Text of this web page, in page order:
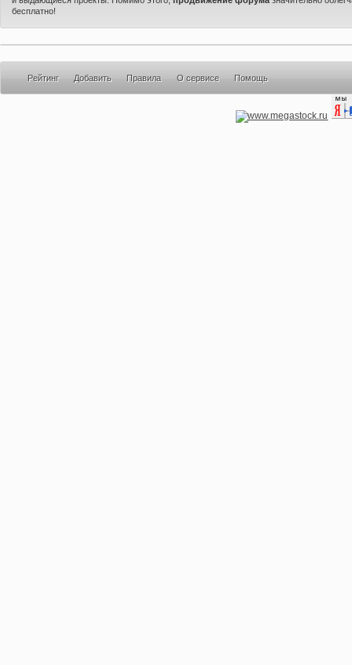
бесплатно!
Рейтинг Добавить Правила О сервисе Помощь